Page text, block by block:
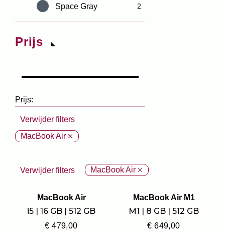
Space Gray 2
Prijs
Prijs:
Verwijder filters
MacBook Air
Verwijder filters MacBook Air
MacBook Air
i5 | 16 GB | 512 GB
€ 479,00
MacBook Air M1
M1 | 8 GB | 512 GB
€ 649,00